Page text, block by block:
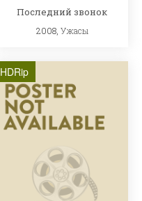
Последний звонок
2008, Ужасы
HDRip